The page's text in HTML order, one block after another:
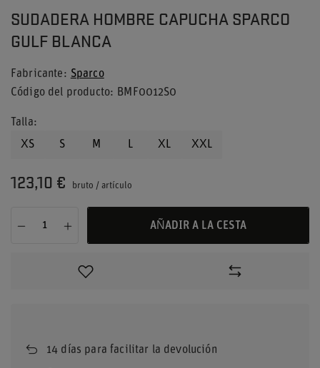
SUDADERA HOMBRE CAPUCHA SPARCO
GULF BLANCA
Fabricante
Sparco
Código del producto
BMF0012S0
Talla
XS
S M L XL XXL
123,10 € bruto / artículo
AÑADIR A LA CESTA
14 días para facilitar la devolución